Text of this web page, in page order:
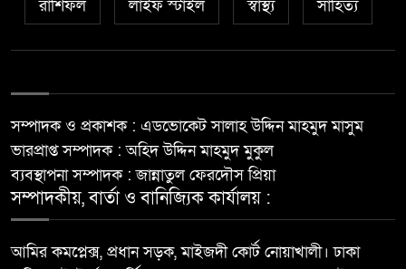
রাশিফল লাইফ স্টাইল স্বাস্থ্য সাহিত্য
সম্পাদক ও প্রকাশক : এডভোকেট সালাহ উদ্দিন মাহমুদ মাসুম
ভারপ্রাপ্ত সম্পাদক : অহিদ উদ্দিন মাহমুদ মুকুল
ব্যবস্থাপনা সম্পাদক : জান্নাতুল ফেরদৌস প্রিয়া
সম্পাদকীয়, বার্তা ও বানিজ্যিক কার্যালয় :
আমির কমপ্লেক্স, প্রধান সড়ক, মাইজদী কোর্ট নোয়াখালী। ঢাকা